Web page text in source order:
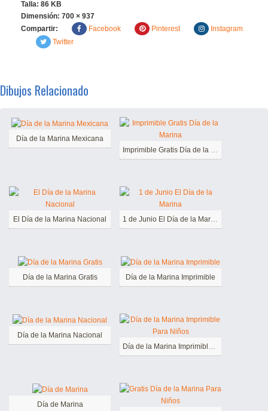
Talla: 86 KB
Dimensión: 700 × 937
Compartir:
Facebook Pinterest
Instagram
Twitter
Dibujos Relacionado
Día de la Marina Mexicana
Imprimible Gratis Día de la Marina
El Día de la Marina Nacional 1 de Junio El Día de la Marina
Día de la Marina Gratis Día de la Marina Imprimible
Día de la Marina Nacional
Día de la Marina Imprimible Para Niños
Día de Marina